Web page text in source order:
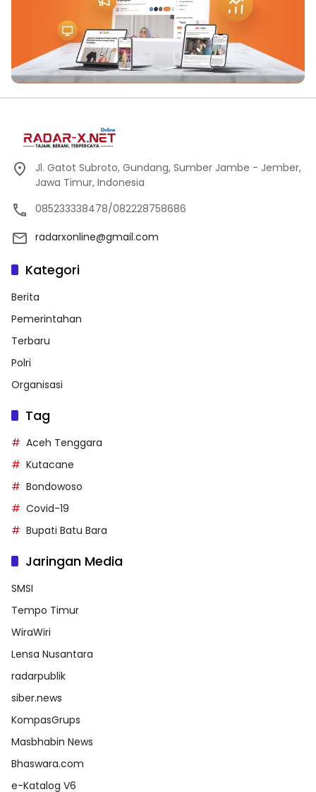
Jl. Gatot Subroto, Gundang, Sumber Jambe - Jember,
Jawa Timur, Indonesia
085233338478/082228758686
radarxonline@gmail.com
Kategori
Berita
Pemerintahan
Terbaru
Polri
Organisasi
Tag
Aceh Tenggara
Kutacane
Bondowoso
Covid-19
Bupati Batu Bara
Jaringan Media
SMSI
Tempo Timur
WiraWiri
Lensa Nusantara
radarpublik
siber.news
KompasGrups
Masbhabin News
Bhaswara.com
e-Katalog V6